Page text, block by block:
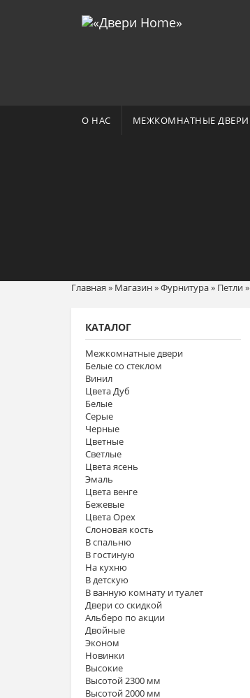
О НАС МЕЖКОМНАТНЫЕ ДВЕРИ
Главная » Магазин»Фурнитура» Петли»
КАТАЛОГ
Межкомнатные двери
Белые со стеклом
Винил
Цвета Дуб
Белые
Серые
Черные
Цветные
Светлые
Цвета ясень
Эмаль
Цвета венге
Бежевые
Цвета Орех
Слоновая кость
В спальню
В гостиную
На кухню
В детскую
В ванную комнату и туалет
Двери со скидкой
Альберо по акции
Двойные
Эконом
Новинки
Высокие
Высотой 2300 мм
Высотой 2000 мм